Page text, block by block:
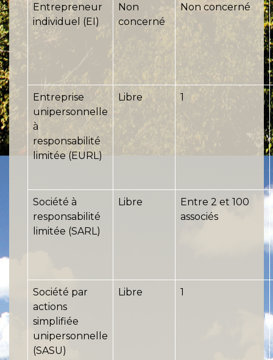
Entrepreneur
individuel (EI)
Non
concerné
Non concerné
Entreprise
unipersonnelle
à
responsabilité
limitée (EURL)
Libre 1
Société à
responsabilité
limitée (SARL)
Libre
Entre 2 et 100
associés
Société par
actions
simplifiée
unipersonnelle
(SASU)
Libre 1